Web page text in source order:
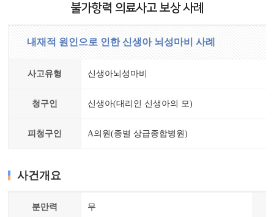
불가항력 의료사고 보상 사례
내재적 원인으로 인한 신생아 뇌성마비 사례
사고유형 신생아뇌성마비
청구인 신생아(대리인 신생아의 모)
피청구인 A의원(종별 상급종합병원)
사건개요
분만력 무